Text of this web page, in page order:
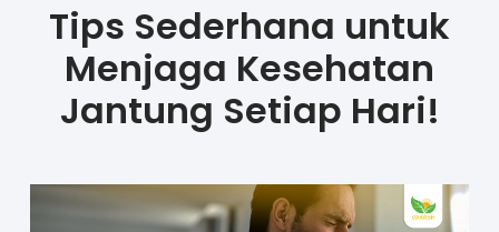
Tips Sederhana untuk
Menjaga Kesehatan
Jantung Setiap Hari!